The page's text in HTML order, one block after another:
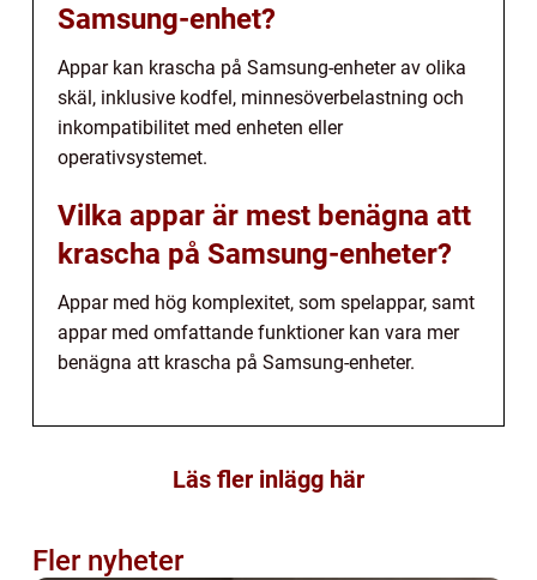
Samsung-enhet?
Appar kan krascha på Samsung-enheter av olika
skäl, inklusive kodfel, minnesöverbelastning och
inkompatibilitet med enheten eller
operativsystemet.
Vilka appar är mest benägna att
krascha på Samsung-enheter?
Appar med hög komplexitet, som spelappar, samt
appar med omfattande funktioner kan vara mer
benägna att krascha på Samsung-enheter.
Läs fler inlägg här
Fler nyheter